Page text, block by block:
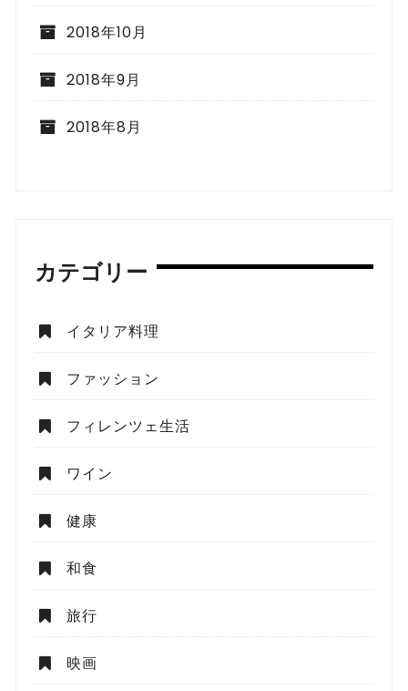
2018年10月
2018年9月
2018年8月
カテゴリー
イタリア料理
ファッション
フィレンツェ生活
ワイン
健康
和食
旅行
映画